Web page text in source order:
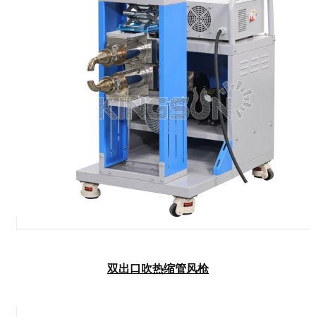
双出口吹热缩管风枪